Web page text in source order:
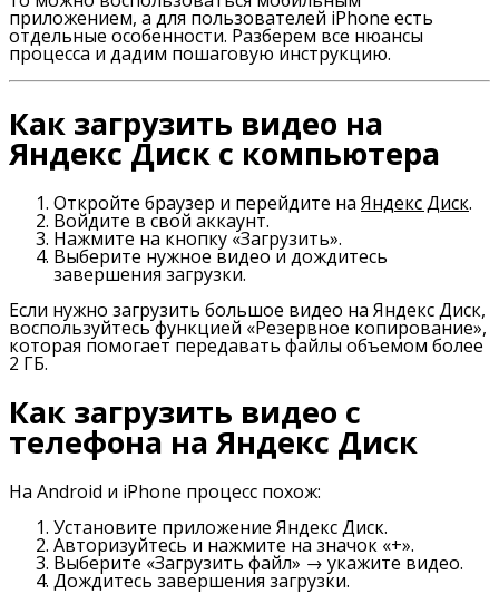
приложением, а для пользователей iPhone есть
отдельные особенности. Разберем все нюансы
процесса и дадим пошаговую инструкцию.
Как загрузить видео на
Яндекс Диск с компьютера
Откройте браузер и перейдите на Яндекс Диск.
Войдите в свой аккаунт.
Нажмите на кнопку «Загрузить».
Выберите нужное видео и дождитесь
завершения загрузки.
Если нужно загрузить большое видео на Яндекс Диск,
воспользуйтесь функцией «Резервное копирование»,
которая помогает передавать файлы объемом более
2 ГБ.
Как загрузить видео с
телефона на Яндекс Диск
На Android и iPhone процесс похож:
Установите приложение Яндекс Диск.
Авторизуйтесь и нажмите на значок «+».
Выберите «Загрузить файл» → укажите видео.
Дождитесь завершения загрузки.